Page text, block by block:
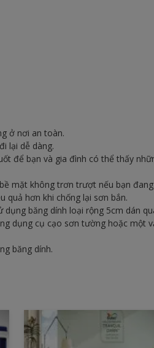
ở nơi an toàn.
lại dễ dàng.
để bạn và gia đình có thể thấy
mặt không trơn trượt nếu bạn
quả hơn khi chống lại sơn bắn.
băng dính loại rộng 5cm dán
dụng cụ cạo sơn tường hoặc một
băng dính.